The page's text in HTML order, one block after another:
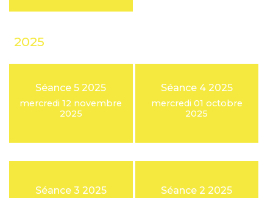
2025
Séance 5 2025
mercredi 12 novembre
2025
Séance 4 2025
mercredi 01 octobre
2025
Séance 3 2025 Séance 2 2025